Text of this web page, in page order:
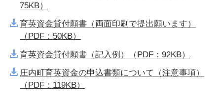
75KB）
育英資金貸付願書（両面印刷で提出願います）
（PDF：50KB）
育英資金貸付願書（記入例）（PDF：92KB）
庄内町育英資金の申込書類について（注意事項）
（PDF：119KB）